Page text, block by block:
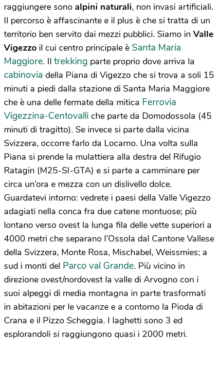
raggiungere sono alpini naturali, non invasi artificiali.
Il percorso è affascinante e il plus è che si tratta di un
territorio ben servito dai mezzi pubblici. Siamo in Valle
Vigezzo il cui centro principale è Santa Maria
Maggiore. Il trekking parte proprio dove arriva la
cabinovia della Piana di Vigezzo che si trova a soli 15
minuti a piedi dalla stazione di Santa Maria Maggiore
che è una delle fermate della mitica Ferrovia
Vigezzina-Centovalli che parte da Domodossola (45
minuti di tragitto). Se invece si parte dalla vicina
Svizzera, occorre farlo da Locarno. Una volta sulla
Piana si prende la mulattiera alla destra del Rifugio
Ratagin (M25-SI-GTA) e si parte a camminare per
circa un’ora e mezza con un dislivello dolce.
Guardatevi intorno: vedrete i paesi della Valle Vigezzo
adagiati nella conca fra due catene montuose; più
lontano verso ovest la lunga fila delle vette superiori a
4000 metri che separano l’Ossola dal Cantone Vallese
della Svizzera, Monte Rosa, Mischabel, Weissmies; a
sud i monti del Parco val Grande. Più vicino in
direzione ovest/nordovest la valle di Arvogno con i
suoi alpeggi di media montagna in parte trasformati
in abitazioni per le vacanze e a contorno la Pioda di
Crana e il Pizzo Scheggia. I laghetti sono 3 ed
esplorandoli si raggiungono quasi i 2000 metri.